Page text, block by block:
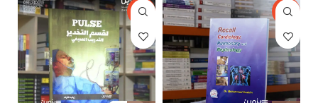
-24%
-12%